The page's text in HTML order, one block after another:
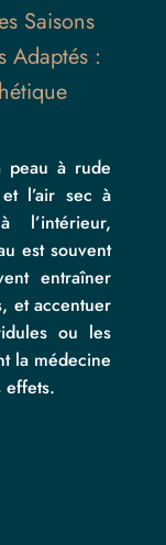
Saisons
Adaptés :
peau à rude
l’air sec à
l’intérieur,
est souvent
entraîner
et accentuer
ou les
la médecine
effets.